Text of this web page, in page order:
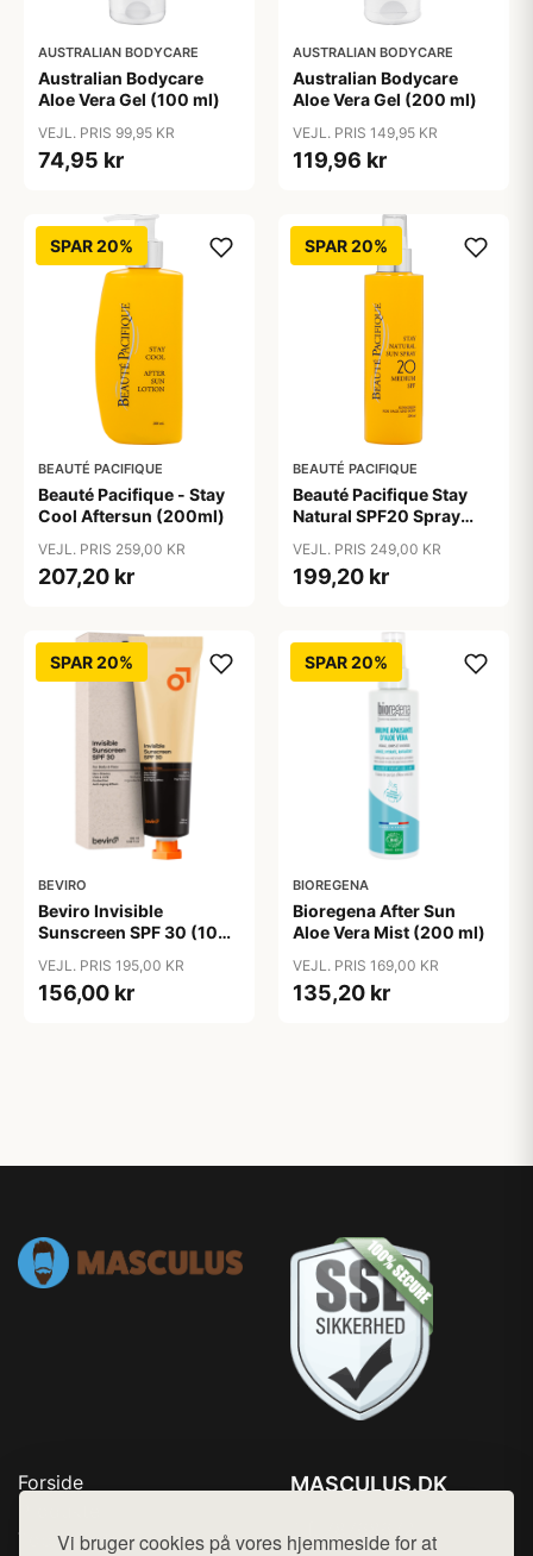
Vi bruger cookies på vores hjemmeside for at
AUSTRALIAN BODYCARE
Australian Bodycare
Aloe Vera Gel (100 ml)
VEJL. PRIS 99,95 KR
74,95 kr
AUSTRALIAN BODYCARE
Australian Bodycare
Aloe Vera Gel (200 ml)
VEJL. PRIS 149,95 KR
119,96 kr
SPAR 20%
BEAUTÉ PACIFIQUE
Beauté Pacifique - Stay
Cool Aftersun (200ml)
VEJL. PRIS 259,00 KR
207,20 kr
SPAR 20%
BEAUTÉ PACIFIQUE
Beauté Pacifique Stay
Natural SPF20 Spray
VEJL. PRIS 249,00 KR
199,20 kr
SPAR 20%
BEVIRO
Beviro Invisible
Sunscreen SPF 30 (100
VEJL. PRIS 195,00 KR
156,00 kr
SPAR 20%
BIOREGENA
Bioregena After Sun
Aloe Vera Mist (200 ml)
VEJL. PRIS 169,00 KR
135,20 kr
Forside
Top Rabatter
MASCULUS.DK